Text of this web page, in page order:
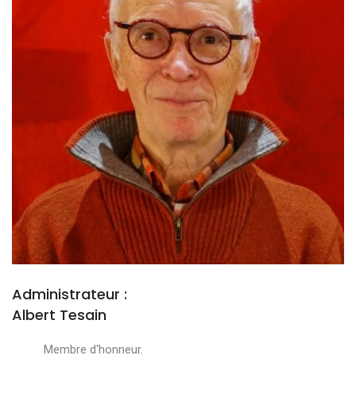
Administrateur :
Albert Tesain
Membre d'honneur.